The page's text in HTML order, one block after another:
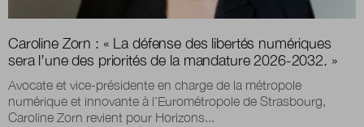
Caroline Zorn : « La défense des libertés numériques
sera l’une des priorités de la mandature 2026-2032. »
Avocate et vice-présidente en charge de la métropole
numérique et innovante à l’Eurométropole de Strasbourg,
Caroline Zorn revient pour Horizons...